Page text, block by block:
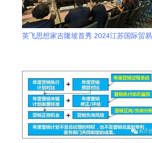
英飞思想家吉隆坡首秀 2024江苏国际贸易